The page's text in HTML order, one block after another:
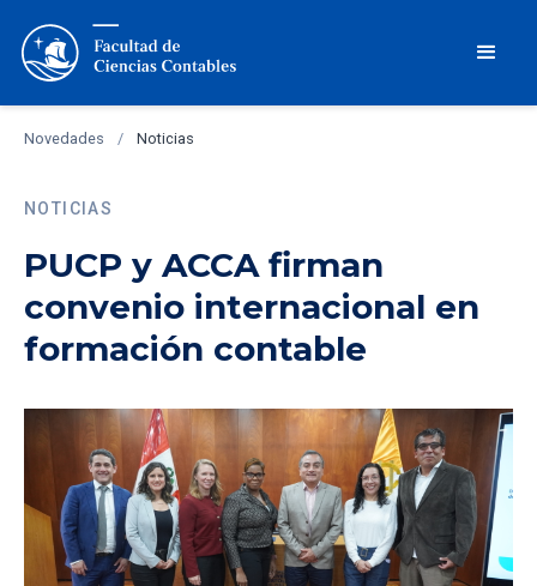
Novedades / Noticias
NOTICIAS
PUCP y ACCA firman
convenio internacional en
formación contable